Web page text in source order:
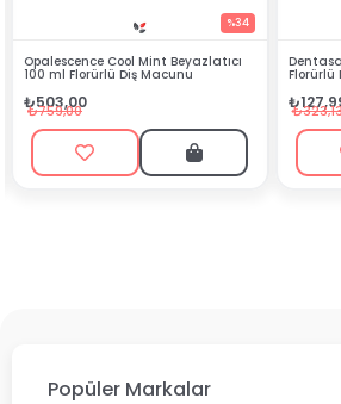
Beyazlatıcı Dentasave Klorhex Yoğun Bakım
Florürlü Diş Macunu 75 ml
Popüler Markalar